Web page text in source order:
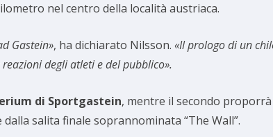
nel centro della località austriaca.
Gastein», ha dichiarato Nilsson. «Il prologo di un
degli atleti e del pubblico».
di Sportgastein, mentre il secondo
dalla salita finale soprannominata “The Wall”.